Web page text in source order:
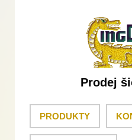
Prodej
PRODUKTY